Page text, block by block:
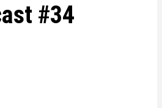
#34